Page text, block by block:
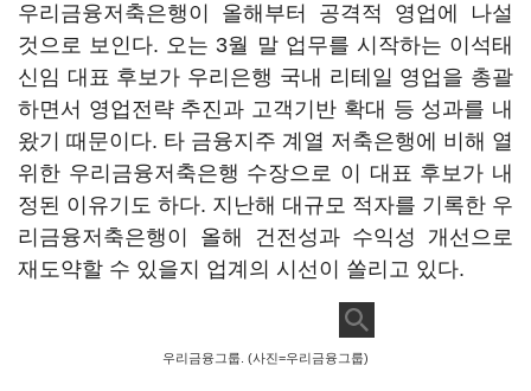
우리금융저축은행이 올해부터 공격적 영업에 나설
것으로 보인다. 오는 3월 말 업무를 시작하는 이석태
신임 대표 후보가 우리은행 국내 리테일 영업을 총괄
하면서 영업전략 추진과 고객기반 확대 등 성과를 내
왔기 때문이다. 타 금융지주 계열 저축은행에 비해 열
위한 우리금융저축은행 수장으로 이 대표 후보가 내
정된 이유기도 하다. 지난해 대규모 적자를 기록한 우
리금융저축은행이 올해 건전성과 수익성 개선으로
재도약할 수 있을지 업계의 시선이 쏠리고 있다.
우리금융그룹. (사진=우리금융그룹)